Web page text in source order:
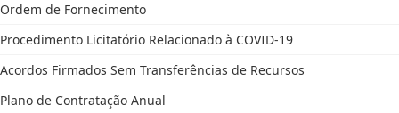
Ordem de Fornecimento
Procedimento Licitatório Relacionado à COVID-19
Acordos Firmados Sem Transferências de Recursos
Plano de Contratação Anual